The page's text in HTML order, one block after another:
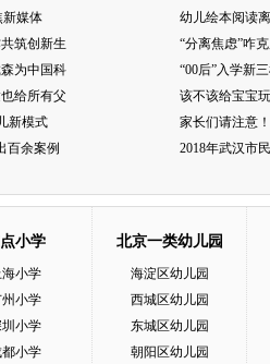
新媒体
筑创新生
为中国科
给所有父
新模式
百余案例
幼儿绘本阅读
“分离焦虑”咋
“00后”入学新
该不该给宝宝
家长们请注意
2018年武汉市
小学
小学
州小学
小学
都小学
北京一类幼儿园
海淀区幼儿园
西城区幼儿园
东城区幼儿园
朝阳区幼儿园